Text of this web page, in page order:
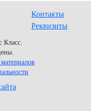
Контакты
Реквизиты